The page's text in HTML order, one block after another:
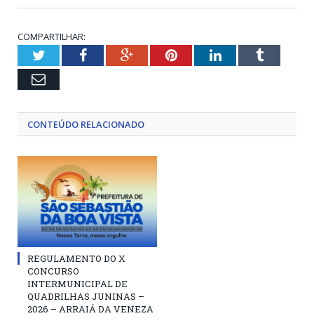
COMPARTILHAR:
TwitterFacebookGoogle+PinterestLinkedInTumblr
Email
CONTEÚDO RELACIONADO
REGULAMENTO DO X
CONCURSO
INTERMUNICIPAL DE
QUADRILHAS JUNINAS –
2026 – ARRAIÁ DA VENEZA